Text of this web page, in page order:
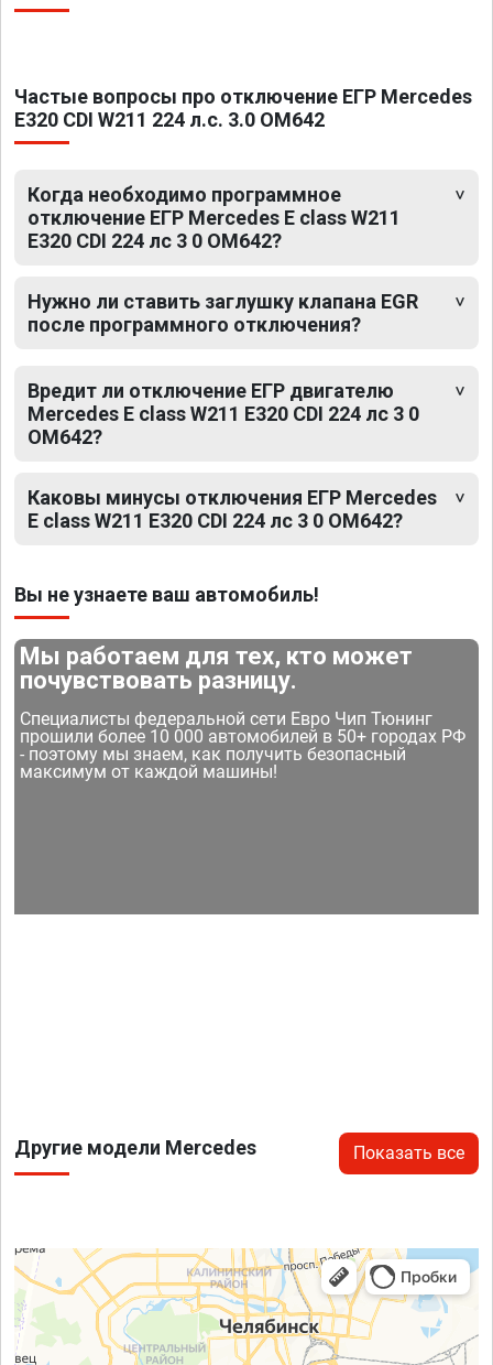
Частые вопросы про отключение ЕГР Mercedes
E320 CDI W211 224 л.с. 3.0 OM642
Когда необходимо программное
отключение ЕГР Mercedes E class W211
E320 CDI 224 лс 3 0 OM642?
Нужно ли ставить заглушку клапана EGR
после программного отключения?
Вредит ли отключение ЕГР двигателю
Mercedes E class W211 E320 CDI 224 лс 3 0
OM642?
Каковы минусы отключения ЕГР Mercedes
E class W211 E320 CDI 224 лс 3 0 OM642?
Вы не узнаете ваш автомобиль!
Мы работаем для тех, кто может
почувствовать разницу.
Специалисты федеральной сети Евро Чип Тюнинг
прошили более 10 000 автомобилей в 50+ городах РФ
- поэтому мы знаем, как получить безопасный
максимум от каждой машины!
Другие модели Mercedes Показать все